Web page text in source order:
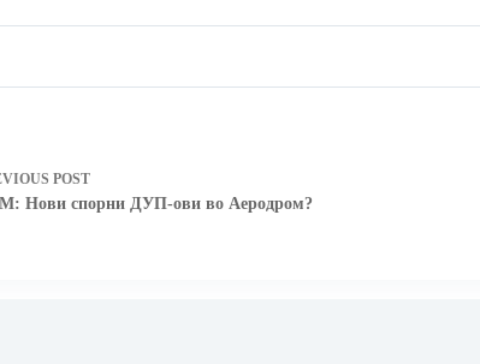
POST
Нови спорни ДУП-ови во Аеродром?